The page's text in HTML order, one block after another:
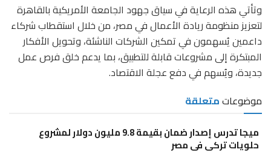
وتأتي هذه الرعاية في سياق جهود الجامعة الأمريكية بالقاهرة
لتعزيز منظومة ريادة الأعمال في مصر، من خلال استقطاب شركاء
داعمين يُسهمون في تمكين الشركات الناشئة، وتحويل الأفكار
المبتكرة إلى مشروعات قابلة للتطبيق، بما يدعم خلق فرص عمل
جديدة، ويُسهم في دفع عجلة الاقتصاد.
موضوعاتمتعلقة
ميجا تدرس إصدار ضمان بقيمة 9.8 مليون دولار لمشروع
حلويات تركى فى مصر